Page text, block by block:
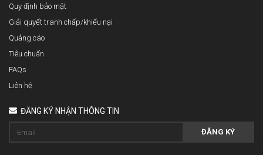
Quy định bảo mật
Giải quyết tranh chấp/khiếu nại
Quảng cáo
Tiêu chuẩn
FAQs
Liên hệ
ĐĂNG KÝ NHẬN THÔNG TIN
ĐĂNG KÝ